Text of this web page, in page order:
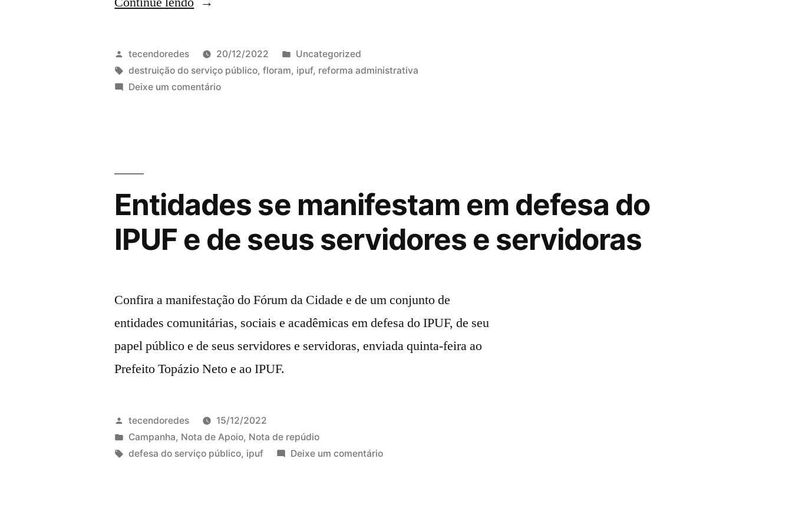
destruição
do
Publicado
por
tecendoredes 20/12/2022
Publicado
em
Uncategorized
Tags:
destruição do serviço público,floram, ipuf, reforma administrativa
Deixe um comentárioem
e
FLORAM
Entidades se manifestam em defesa do
IPUF e de seus servidores e servidoras
Confira a manifestação do Fórum da Cidade e de um conjunto de
entidades comunitárias, sociais e acadêmicas em defesa do IPUF, de seu
papel público e de seus servidores e servidoras, enviada quinta-feira ao
Prefeito Topázio Neto e ao IPUF.
Publicado
por
tecendoredes
15/12/2022
Publicado
em
Campanha, Nota de Apoio, Nota de repúdio
Tags:
defesa do serviço público, ipuf Deixe um comentárioem